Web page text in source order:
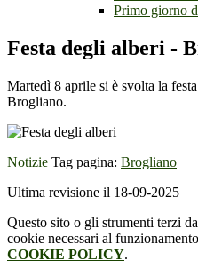
Primo giorno
Festa degli alberi -
Martedì 8 aprile si è svolta la
Brogliano.
Notizie Tag pagina: Brogliano
Ultima revisione il 18-09-2025
Questo sito o gli strumenti terzi
cookie necessari al
COOKIE POLICY.